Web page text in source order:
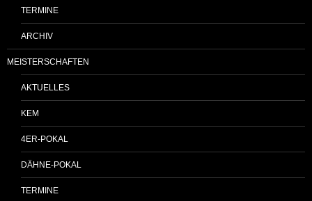
TERMINE
ARCHIV
MEISTERSCHAFTEN
AKTUELLES
KEM
4ER-POKAL
DÄHNE-POKAL
TERMINE